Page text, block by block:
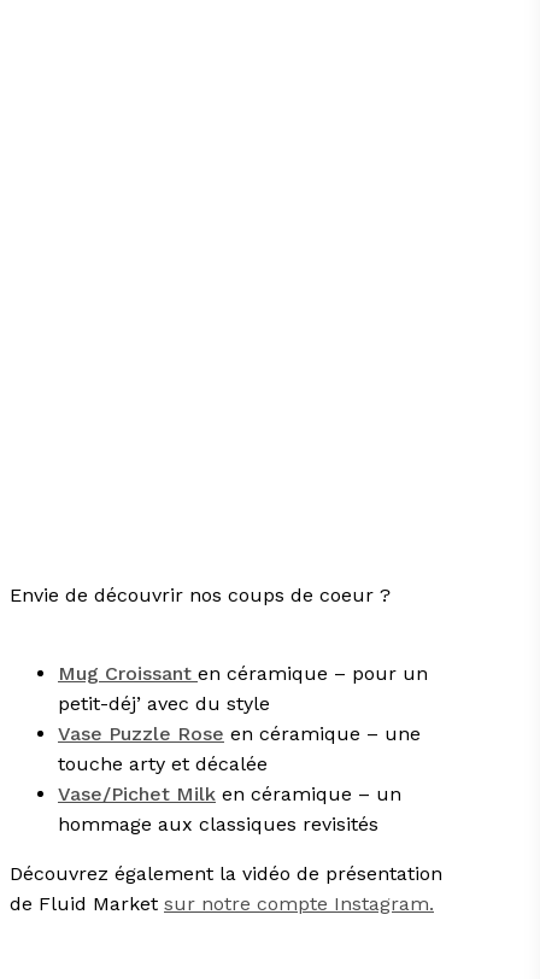
Envie de découvrir nos coups de coeur ?
Mug Croissant en céramique – pour un
petit-déj’ avec du style
Vase Puzzle Rose en céramique – une
touche arty et décalée
Vase/Pichet Milk en céramique – un
hommage aux classiques revisités
Découvrez également la vidéo de présentation
de Fluid Market sur notre compte Instagram.